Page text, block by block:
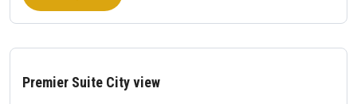
Premier Suite City view